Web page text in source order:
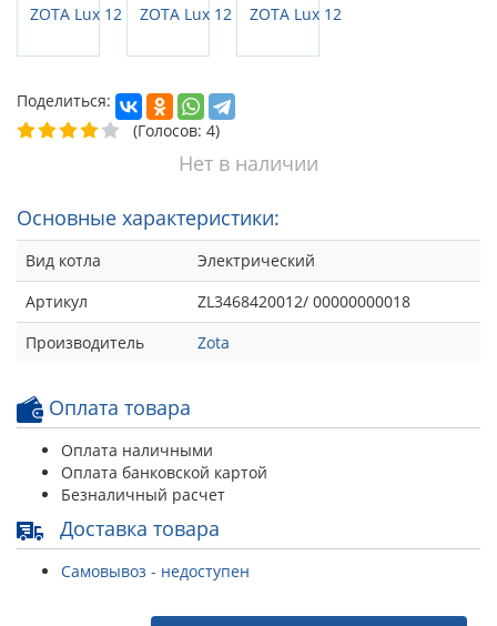
Поделиться:
(Голосов: 4)
Нет в наличии
Основные характеристики:
Вид котла
Электрический
Артикул
ZL3468420012/ 00000000018
Производитель
Zota
Оплата товара
Оплата наличными
Оплата банковской картой
Безналичный расчет
Доставка товара
Самовывоз - недоступен